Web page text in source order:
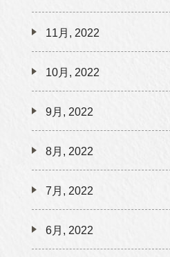
11月, 2022
10月, 2022
9月, 2022
8月, 2022
7月, 2022
6月, 2022